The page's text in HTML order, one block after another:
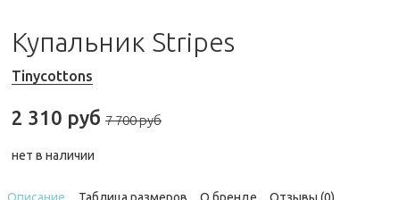
Купальник Stripes
Tinycottons
2 310 руб 7 700 руб
нет в наличии